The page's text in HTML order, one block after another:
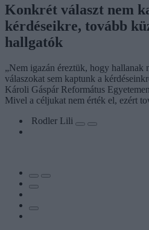
Konkrét választ nem
kérdéseikre, tovább
hallgatók
„Nem igazán éreztük, hogy hallanak
válaszokat sem kaptunk a
Károli Gáspár Református
Mivel a céljukat nem érték el, ezért
Rodler Lili